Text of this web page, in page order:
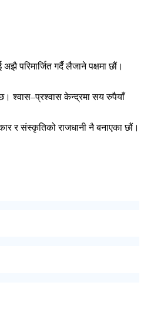
गर्दै लैजाने पक्षमा छौं।
श्वास–प्रश्वास केन्द्रमा सय रुपैयाँ
र संस्कृतिको राजधानी नै बनाएका छौं।